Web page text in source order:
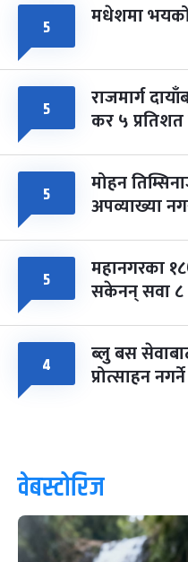
५ मधेशमा
५ राजमार्ग
कर ५ प्रतिशत
५ मोहन
अपव्याख्या
५ महानगरका
सकेनन् सवा ८
४ ब्लु बस
प्रोत्साहन
वेबस्टोरिज